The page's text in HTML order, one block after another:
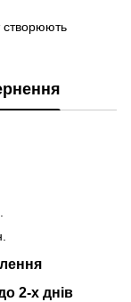
створюють
2-х днів